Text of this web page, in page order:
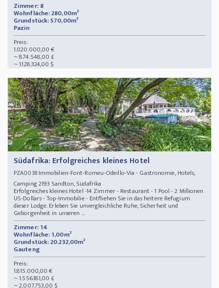
Zimmer: 8
Wohnfläche: 280,00m²
Grundstück: 570,00m²
Pazin
Preis:
1.020.000,00 €
~ 874.548,00 £
~ 1.128.324,00 $
Südafrika: Erfolgreiches kleines Hotel
PZA0038Immobilien-Font-Romeu-Odeillo-Via - Gastronomie, Hotels,
Camping 2193 Sandton, Südafrika
Erfolgreiches kleines Hotel -14 Zimmer - Restaurant - 1 Pool - 2 Millionen
US-Dollars - Top-Immobilie - Entfliehen Sie in das heitere Refugium
dieser Lodge. Erleben Sie unvergleichliche Ruhe, Sicherheit und
Geborgenheit in unseren ...
Zimmer: 14
Wohnfläche: 1,00m²
Grundstück: 20.232,00m²
Gauteng
Preis:
1.815.000,00 €
~ 1.556.181,00 £
~ 2.007.753,00 $